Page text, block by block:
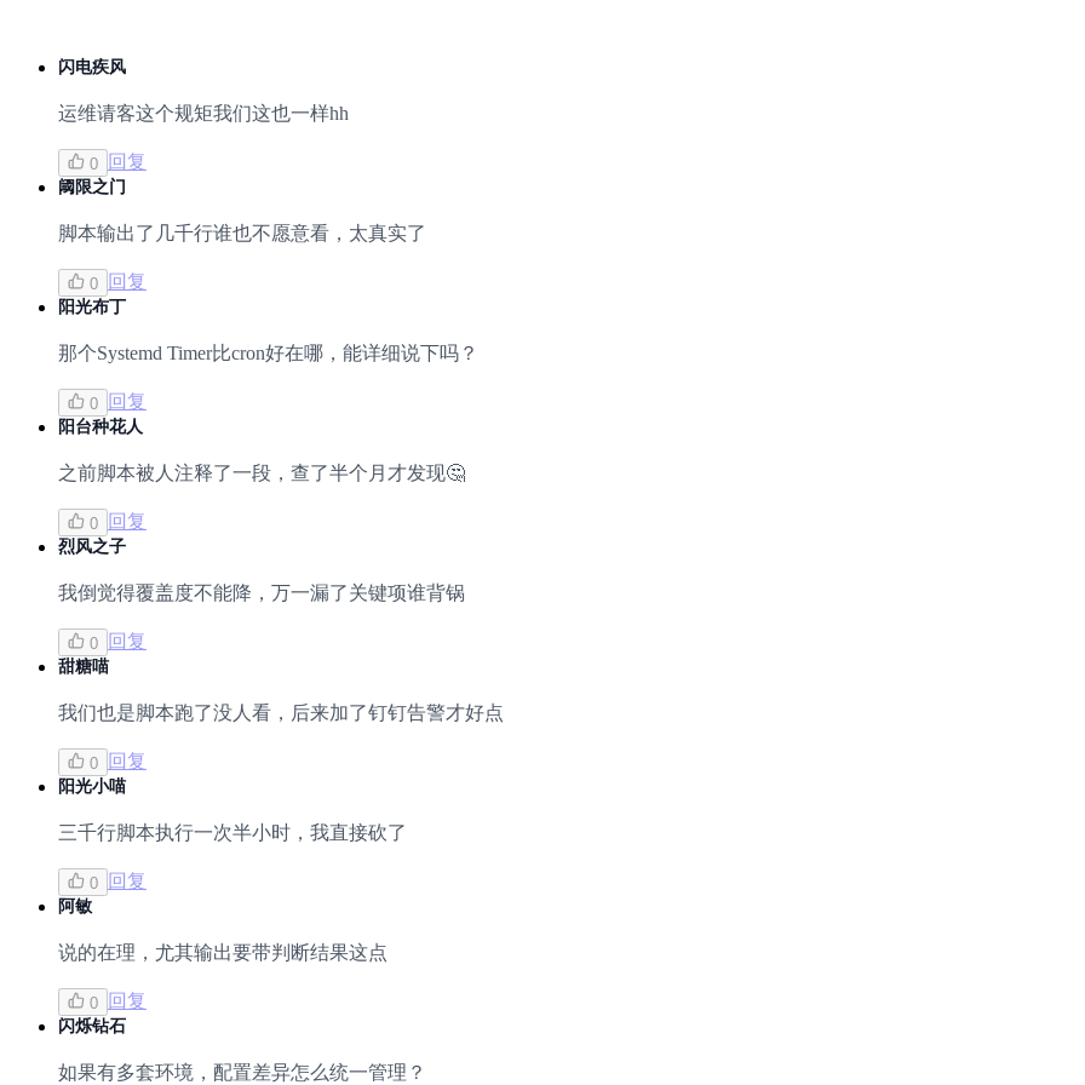
闪电疾风
运维请客这个规矩我们这也一样hh
0 回复
阈限之门
脚本输出了几千行谁也不愿意看，太真实了
0 回复
阳光布丁
那个Systemd Timer比cron好在哪，能详细说下吗？
0 回复
阳台种花人
之前脚本被人注释了一段，查了半个月才发现🤔
0 回复
烈风之子
我倒觉得覆盖度不能降，万一漏了关键项谁背锅
0 回复
甜糖喵
我们也是脚本跑了没人看，后来加了钉钉告警才好点
0 回复
阳光小喵
三千行脚本执行一次半小时，我直接砍了
0 回复
阿敏
说的在理，尤其输出要带判断结果这点
0 回复
闪烁钻石
如果有多套环境，配置差异怎么统一管理？